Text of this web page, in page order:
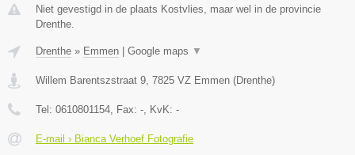
Niet gevestigd in de plaats Kostvlies, maar wel in de provincie
Drenthe.
Drenthe » Emmen Google maps ▼
Willem Barentszstraat 9, 7825 VZ Emmen (Drenthe)
Tel: 0610801154, Fax: -, KvK: -
E-mail › Bianca Verhoef Fotografie